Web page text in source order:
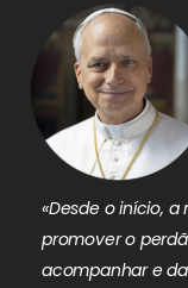
«Desde o início,
promover o
acompanhar e